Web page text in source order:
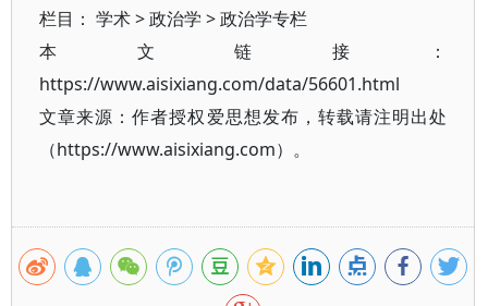
栏目： 学术>政治学 >政治学专栏
本文链接：
https://www.aisixiang.com/data/56601.html
文章来源：作者授权爱思想发布，转载请注明出处
（https://www.aisixiang.com）。